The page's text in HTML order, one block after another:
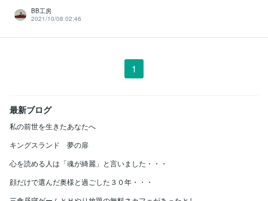
BB工房
2021/10/08 02:46
1
最新ブログ
私の前世を生きたあなたへ
キングスランド 夢の扉
心を読める人は「魂が綺麗」と言いました・・・
顔だけで選んだ奥様と過ごした３０年・・・